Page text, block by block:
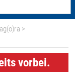
ag(o)ra >
vorbei.